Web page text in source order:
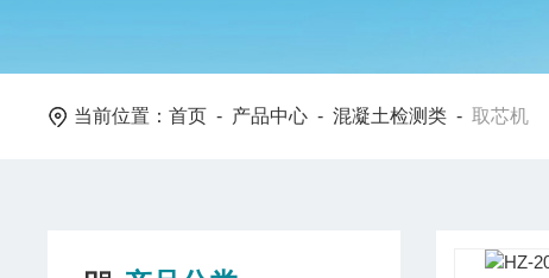
当前位置：首页 - 产品中心 -混凝土检测类 -取芯机